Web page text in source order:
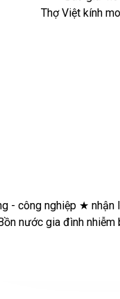
Thợ Việt kính
làm từ những việc
thầm lặng★thợ việt